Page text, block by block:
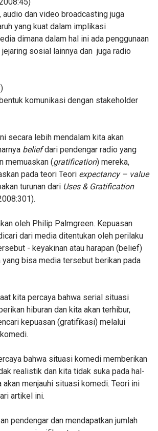
audio dan video broadcasting juga
yang kuat dalam implikasi
dimana dalam hal ini ada penggunaan
jejaring sosial lainnya dan juga radio
komunikasi dengan stakeholder
secara lebih mendalam kita akan
beliefdari pendengar radio yang
memuaskan (gratification) mereka,
pada teori Teori expectancy – value
turunan dari Uses & Gratification
oleh Philip Palmgreen. Kepuasan
dari media ditentukan oleh perilaku
- keyakinan atau harapan (belief)
yang bisa media tersebut berikan pada
kita percaya bahwa serial situasi
hiburan dan kita akan terhibur,
kepuasan (gratifikasi) melalui
bahwa situasi komedi memberikan
realistik dan kita tidak suka pada hal-
akan menjauhi situasi komedi. Teori ini
artikel ini.
pendengar dan mendapatkan jumlah